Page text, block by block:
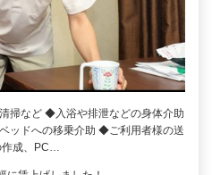
掃など ◆入浴や排泄などの身体介助
ッドへの移乗介助 ◆ご利用者様の送
作成、PC…